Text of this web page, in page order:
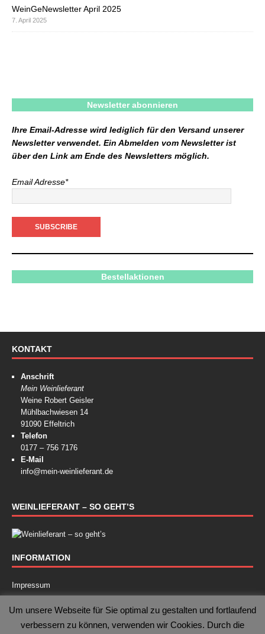
WeinGeNewsletter April 2025
7. April 2025
Newsletter abonnieren
Ihre Email-Adresse wird lediglich für den Versand unserer
Newsletter verwendet. Ein Abmelden vom Newsletter ist
über den Link am Ende des Newsletters möglich.
Email Adresse*
Bestellaktionen
KONTAKT
Anschrift
Mein Weinlieferant
Weine Robert Geisler
Mühlbachwiesen 14
91090 Effeltrich
Telefon
0177 – 756 7176
E-Mail
info@mein-weinlieferant.de
WEINLIEFERANT – SO GEHT’S
INFORMATION
Impressum
Kontakt
Um unsere Webseite für Sie optimal zu gestalten und fortlaufend
verbessern zu können, verwenden wir Cookies. Durch die